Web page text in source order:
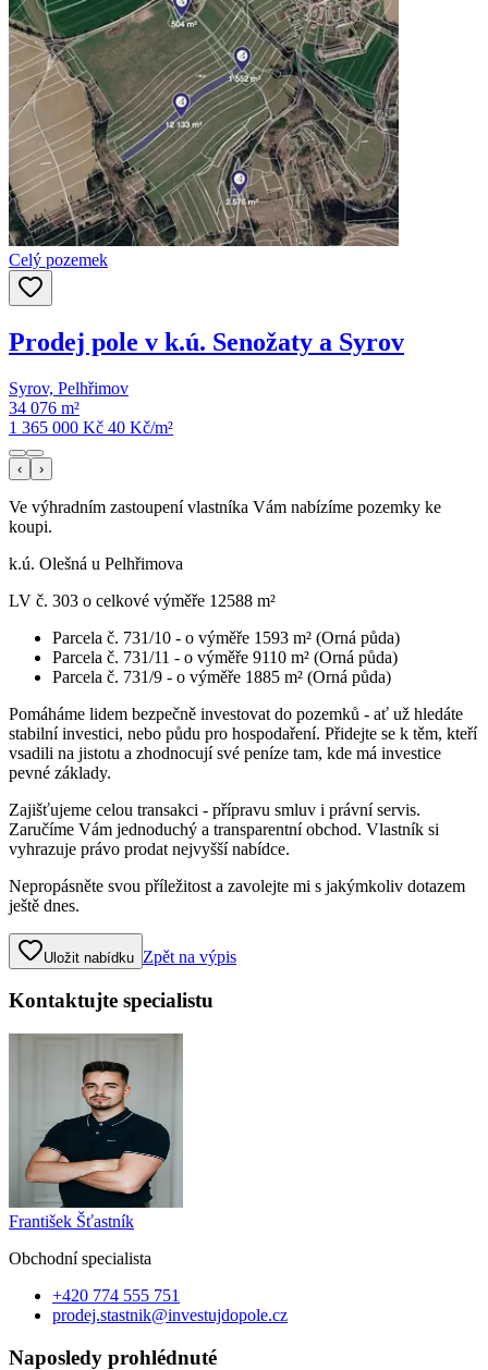
Celý pozemek
Prodej pole v k.ú. Senožaty a Syrov
Syrov, Pelhřimov
34 076 m²
1 365 000 Kč 40 Kč/m²
‹ ›
Ve výhradním zastoupení vlastníka Vám nabízíme pozemky ke
koupi.
k.ú. Olešná u Pelhřimova
LV č. 303 o celkové výměře 12588 m²
Parcela č. 731/10 - o výměře 1593 m² (Orná půda)
Parcela č. 731/11 - o výměře 9110 m² (Orná půda)
Parcela č. 731/9 - o výměře 1885 m² (Orná půda)
Pomáháme lidem bezpečně investovat do pozemků - ať už hledáte
stabilní investici, nebo půdu pro hospodaření. Přidejte se k těm, kteří
vsadili na jistotu a zhodnocují své peníze tam, kde má investice
pevné základy.
Zajišťujeme celou transakci - přípravu smluv i právní servis.
Zaručíme Vám jednoduchý a transparentní obchod. Vlastník si
vyhrazuje právo prodat nejvyšší nabídce.
Nepropásněte svou příležitost a zavolejte mi s jakýmkoliv dotazem
ještě dnes.
Uložit nabídku Zpět na výpis
Kontaktujte specialistu
František Šťastník
Obchodní specialista
+420 774 555 751
prodej.stastnik@investujdopole.cz
Naposledy prohlédnuté